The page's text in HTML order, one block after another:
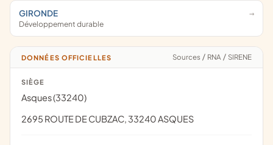
GIRONDE
Développement durable
DONNÉES OFFICIELLES Sources / RNA / SIRENE
SIÈGE
Asques (33240)
2695 ROUTE DE CUBZAC, 33240 ASQUES